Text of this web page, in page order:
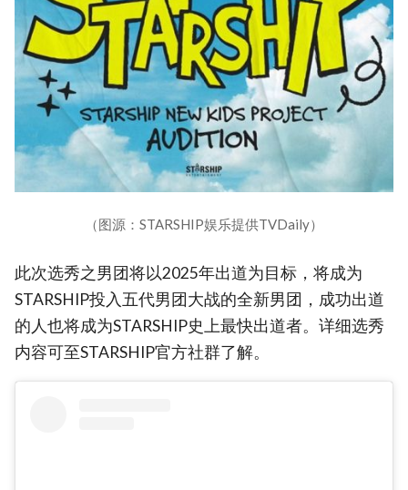
（图源：STARSHIP娱乐提供TVDaily）
此次选秀之男团将以2025年出道为目标，将成为
STARSHIP投入五代男团大战的全新男团，成功出道
的人也将成为STARSHIP史上最快出道者。详细选秀
内容可至STARSHIP官方社群了解。